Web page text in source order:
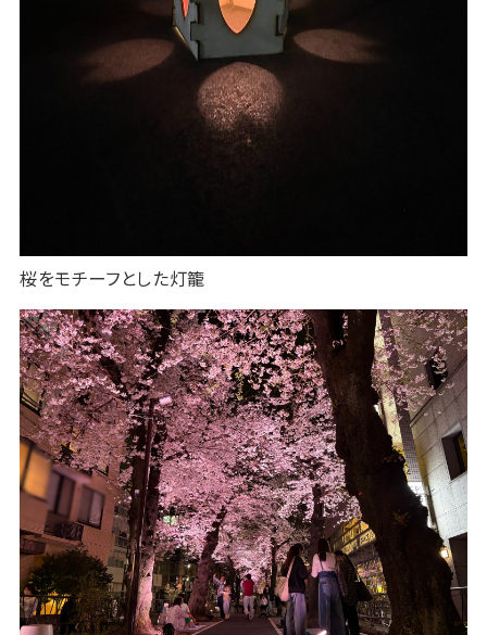
桜をモチーフとした灯籠